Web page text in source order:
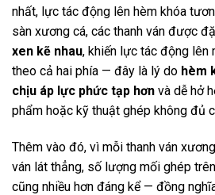
nhất, lực tác động lên hèm khóa
sàn xương cá, các thanh ván được
xen kẽ nhau, khiến lực tác động lên
theo cả hai phía — đây là lý do hèm
chịu áp lực phức tạp hơn và dễ hở
phẩm hoặc kỹ thuật ghép không đủ
Thêm vào đó, vì mỗi thanh ván
ván lát thẳng, số lượng mối ghép
cũng nhiều hơn đáng kể — đồng